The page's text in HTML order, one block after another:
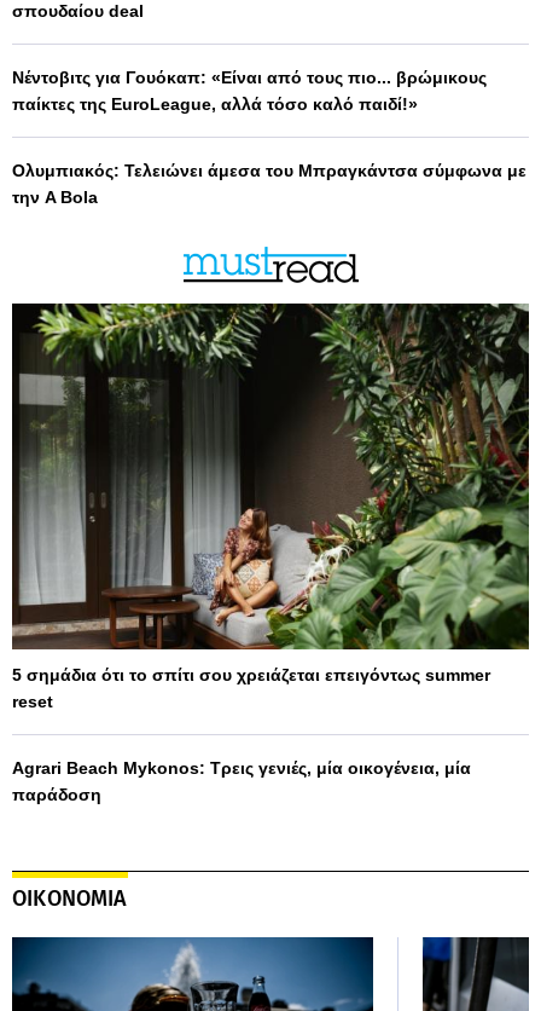
σπουδαίου deal
Νέντοβιτς για Γουόκαπ: «Είναι από τους πιο... βρώμικους
παίκτες της EuroLeague, αλλά τόσο καλό παιδί!»
Ολυμπιακός: Τελειώνει άμεσα του Μπραγκάντσα σύμφωνα με
την A Bola
5 σημάδια ότι το σπίτι σου χρειάζεται επειγόντως summer
reset
Agrari Beach Mykonos: Τρεις γενιές, μία οικογένεια, μία
παράδοση
ΟΙΚΟΝΟΜΙΑ